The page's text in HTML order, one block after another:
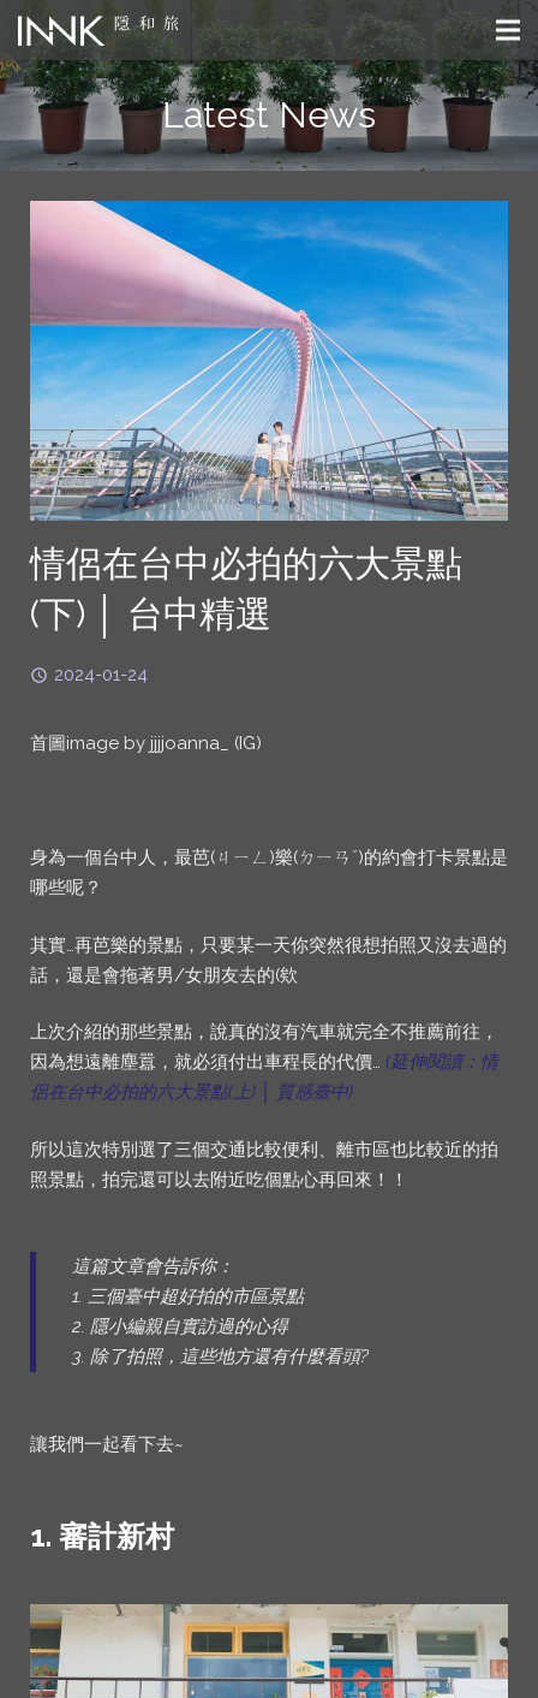
Latest News
情侶在台中必拍的六大景點
(下) │ 台中精選
2024-01-24
首圖image by jjjjoanna_ (IG)
身為一個台中人，最芭(ㄐㄧㄥ)樂(ㄉㄧㄢˇ)的約會打卡景點是
哪些呢？
其實…再芭樂的景點，只要某一天你突然很想拍照又沒去過的
話，還是會拖著男/女朋友去的(欸
上次介紹的那些景點，說真的沒有汽車就完全不推薦前往，
因為想遠離塵囂，就必須付出車程長的代價… (延伸閱讀：情
侶在台中必拍的六大景點(上) │ 質感臺中)
所以這次特別選了三個交通比較便利、離市區也比較近的拍
照景點，拍完還可以去附近吃個點心再回來！！
這篇文章會告訴你：
1. 三個臺中超好拍的市區景點
2. 隱小編親自實訪過的心得
3. 除了拍照，這些地方還有什麼看頭?
讓我們一起看下去~
1. 審計新村